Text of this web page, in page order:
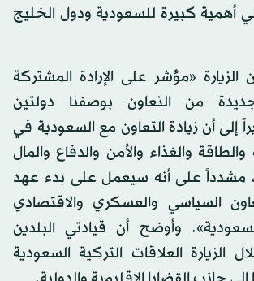
أهمية كبيرة للسعودية ودول الخليج
الزيارة «مؤشر على الإرادة المشتركة
من التعاون بوصفنا دولتين
إلى أن زيادة التعاون مع السعودية في
والغذاء والأمن والدفاع والمال
مشدداً على أنه سيعمل على بدء عهد
السياسي والعسكري والاقتصادي
وأوضح أن قيادتي البلدين
الزيارة العلاقات التركية السعودية